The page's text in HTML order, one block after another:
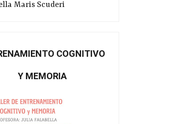
Maris Scuderi
COGNITIVO
Y MEMORIA